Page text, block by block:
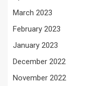
March 2023
February 2023
January 2023
December 2022
November 2022